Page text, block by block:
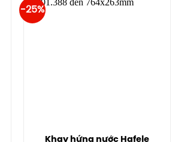
-25%
Khay hứng nước Hafele